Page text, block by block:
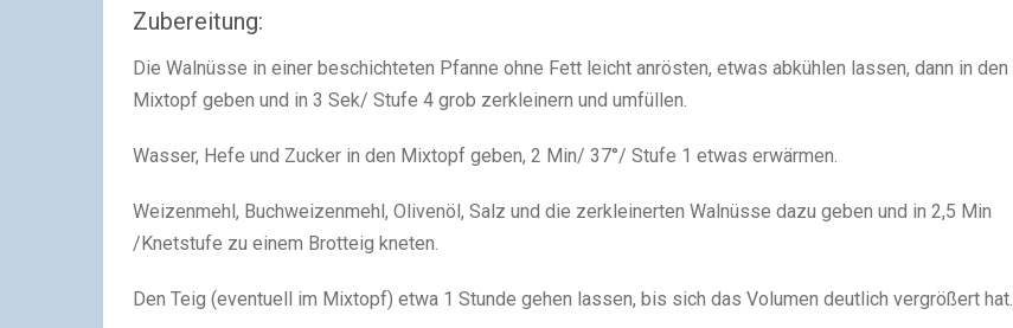
Zubereitung:
Die Walnüsse in einer beschichteten Pfanne ohne Fett leicht anrösten, etwas abkühlen lassen, dann in den
Mixtopf geben und in 3 Sek/ Stufe 4 grob zerkleinern und umfüllen.
Wasser, Hefe und Zucker in den Mixtopf geben, 2 Min/ 37°/ Stufe 1 etwas erwärmen.
Weizenmehl, Buchweizenmehl, Olivenöl, Salz und die zerkleinerten Walnüsse dazu geben und in 2,5 Min
/Knetstufe zu einem Brotteig kneten.
Den Teig (eventuell im Mixtopf) etwa 1 Stunde gehen lassen, bis sich das Volumen deutlich vergrößert hat.